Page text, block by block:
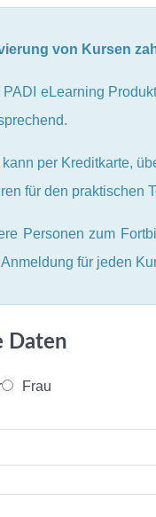
von Kursen
PADI eLearning
per Kreditkarte,
für den praktischen
Personen zum
für jeden
Daten
Frau